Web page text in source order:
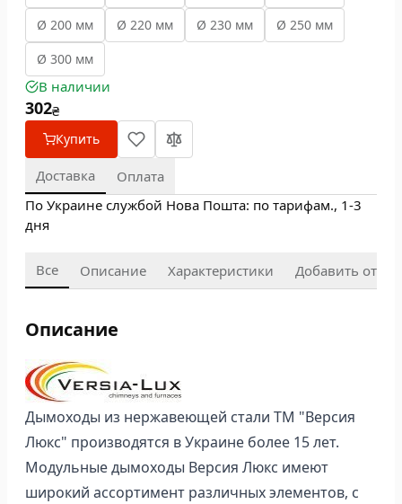
Ø 200 мм
Ø 220 мм Ø 230 мм
Ø 250 мм
Ø 300 мм
В наличии
302₴
Купить
Доставка
Оплата
По Украине службой Нова Пошта: по тарифам., 1-3
дня
Все Описание Характеристики Добавить отзыв
Описание
Дымоходы из нержавеющей стали ТМ "Версия
Люкс" производятся в Украине более 15 лет.
Модульные дымоходы Версия Люкс имеют
широкий ассортимент различных элементов, с